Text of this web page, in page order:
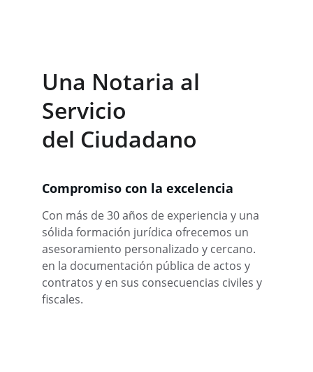
Una Notaria al
Servicio
del Ciudadano
Con más de 30 años de experiencia y una
sólida formación jurídica ofrecemos un
asesoramiento personalizado y cercano.
en la documentación pública de actos y
contratos y en sus consecuencias civiles y
fiscales.
Compromiso con la excelencia